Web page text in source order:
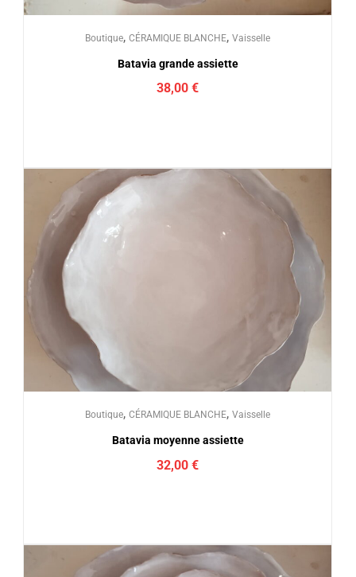
Boutique, CÉRAMIQUE BLANCHE, Vaisselle
Batavia grande assiette
38,00 €
Boutique, CÉRAMIQUE BLANCHE, Vaisselle
Batavia moyenne assiette
32,00 €